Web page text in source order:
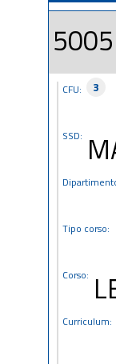
CFU: 3
SSD:
Tipo corso:
Corso:
Curriculum: